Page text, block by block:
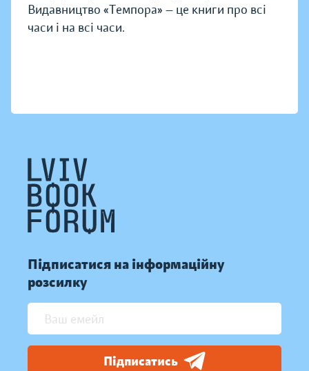
Видавництво «Темпора» — це книги про всі
часи і на всі часи.
Підписатися на інформаційну
розсилку
Підписатись